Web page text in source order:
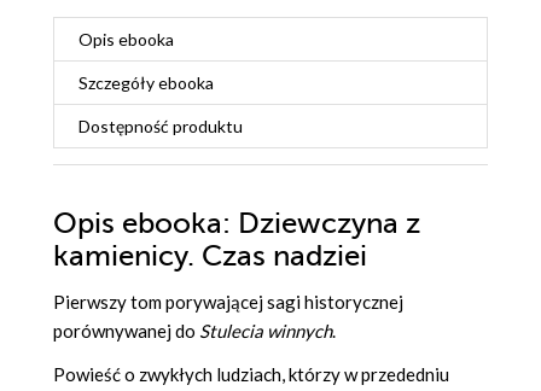
Opis ebooka
Szczegółyebooka
Dostępność produktu
Opis ebooka: Dziewczyna z
kamienicy. Czas nadziei
Pierwszy tom porywającej sagi historycznej
porównywanej do Stulecia winnych.
Powieść o zwykłych ludziach, którzy w przededniu